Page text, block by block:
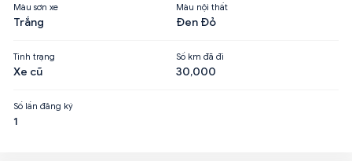
Màu sơn xe
Trắng
Màu nội thất
Đen Đỏ
Tình trạng
Xe cũ
Số km đã đi
30,000
Số lần đăng ký
1